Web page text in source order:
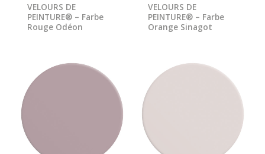
VELOURS DE
PEINTURE® – Farbe
Rouge Odéon
VELOURS DE
PEINTURE® – Farbe
Orange Sinagot